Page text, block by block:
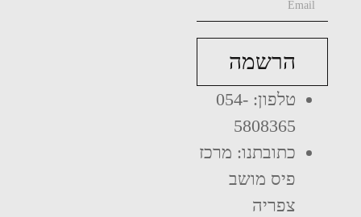
הרשמה
טלפון: 054-
5808365
כתובתנו: מרכז
פיס מושב
צפריה